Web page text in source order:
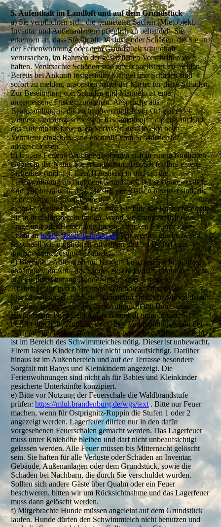
5. Aufenthalt im Landloft und auf dem Grundstück
a) Sie verpflichten sich, die gemieteten Sachen (Mietobjekt,
Inventar und Außenanlagen) pfleglich zu behandelt. Sie
erkennen an, dass Sie für alle Verluste oder Schäden, die Sie an
der Ferienwohnung oder dem Grundstück schuldhaft
verursachen, im Rahmen der gesetzlichen Vorschriften voll
haften. Verursachte Schäden sind uns schnellstens zu melden.
Bereits bei Ankunft festgestellte Mängel und Schäden sind
sofort zu melden, ansonsten haftet der Mieter für diese Schäden.
Zur Beseitigung von Schäden und Mängeln ist eine
angemessene Frist einzuräumen. Ansprüche aus
Beanstandungen, die nicht unverzüglich vor Ort gemeldet
werden, sind ausgeschlossen. Reklamationen, die erst am Ende
des Aufenthalts bzw. nach Verlassen des Objekts beim
Vermieter eingehen, sind ebenfalls vom Schadenersatz
ausgeschlossen.
b) Unsere Ferienwohnungen befinden sich in einem ländlichen
Gebiet in der Natur. Sie erkennen an, dass Sie für Ihre eigene
Sicherheit (und ggf. Ihrer Haustiere) in und um die
Ferienwohnung und auf dem Grundstück selbst verantwortlich
sind. Sie bestätigen, dass Sie sich der Risiken bewusst sind, die
in der Natur auftreten können.
c) Im Falle eines Notfalls benutzen Sie bitte die Rufnummer, die
Sie in den Hausregeln finden. Wenn Sie grundsätzlich eine
Frage und/oder Bemerkung haben, schicken Sie bitte eine
Email anhello@landloft-linum.de. Wir werden uns bemühen,
so schnell wie möglich zu antworten und bei Bedarf eine
angemessene Lösung anzubieten.
d) Bei einem Aufenthalt mit Kindern beachten Sie bitte, dass
abhängig vom Alter des Kindes unsere Ferienwohnungen nicht
in jeglichem Umfang „kindersicher“ (z.B. Treppen,
Absturzgefahr in den Galerien, kein bruchsicheres Glas,
Steckdosen ungeschützt etc.) konzipiert sind. Wir weisen darauf
hin, dass insbesondere bei dem Aufenthalt mit Babys und
Kleinkindern besondere Aufmerksamkeit gefordert ist. So
besteht durch die Nutzung des Ofens Verbrennungsgefahr bei
Berühren der heißen Bauteile. Eine besondere Aufsichtspflicht
ist im Bereich des Schwimmteiches nötig. Dieser ist unbewacht,
Eltern lassen Kinder bitte hier nicht unbeaufsichtigt. Darüber
hinaus ist im Außenbereich und auf der Terrasse besondere
Sorgfalt mit Babys und Kleinkindern angezeigt. Die
Ferienwohnungen sind nicht als für Babies und Kleinkinder
gesicherte Unterkünfte konzipiert.
e) Bitte vor Nutzung der Feuerschale die Waldbrandstufe
prüfen:https://mlul.brandenburg.de/wgs/text . Bitte nur Feuer
machen, wenn für Ostprignitz-Ruppin die Stufen 1 oder 2
angezeigt werden. Lagerfeuer dürfen nur in den dafür
vorgesehenen Feuerschalen gemacht werden. Das Lagerfeuer
muss unter Kniehöhe bleiben und darf nicht unbeaufsichtigt
gelassen werden. Alle Feuer müssen bis Mitternacht gelöscht
sein. Sie haften für alle Verluste oder Schäden an Inventar,
Gebäude, Außenanlagen oder dem Grundstück, sowie die
Schäden bei Nachbarn, die durch Sie verschuldet wurden.
Sollten sich andere Gäste über Qualm oder ein Feuer
beschweren, bitten wir um Rücksichtnahme und das Lagerfeuer
muss dann gelöscht werden.
f) Mitgebrachte Hunde müssen angeleint auf dem Grundstück
laufen. Hunde dürfen den Schwimmteich nicht benutzen und